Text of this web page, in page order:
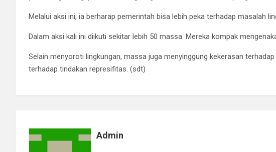
Melalui aksi ini, ia berharap pemerintah bisa lebih peka terhadap masalah
Dalam aksi kali ini diikuti sekitar lebih 50 massa. Mereka kompak
Selain menyoroti lingkungan, massa juga menyinggung kekerasan
terhadap tindakan represifitas. (sdt)
Admin